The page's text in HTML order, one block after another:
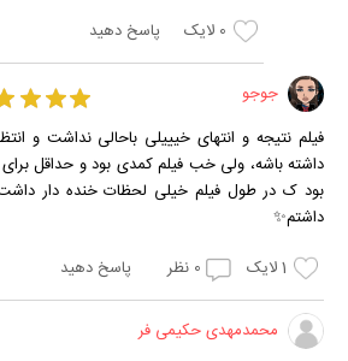
0 لایک پاسخ دهید
جوجو
فیلم نتیجه و انتهای خیییلی باحالی نداشت و
داشته باشه، ولی خب فیلم کمدی بود و حداقل
بود ک در طول فیلم خیلی لحظات خنده دار
داشتم✨
1لایک 0 نظر پاسخ دهید
محمدمهدی حکیمی فر